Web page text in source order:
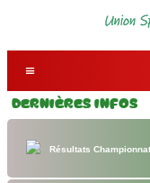
Dernières Infos
Résultats